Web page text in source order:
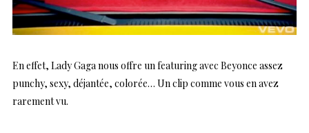
En effet, Lady Gaga nous offre un featuring avec Beyonce assez
punchy, sexy, déjantée, colorée… Un clip comme vous en avez
rarement vu.